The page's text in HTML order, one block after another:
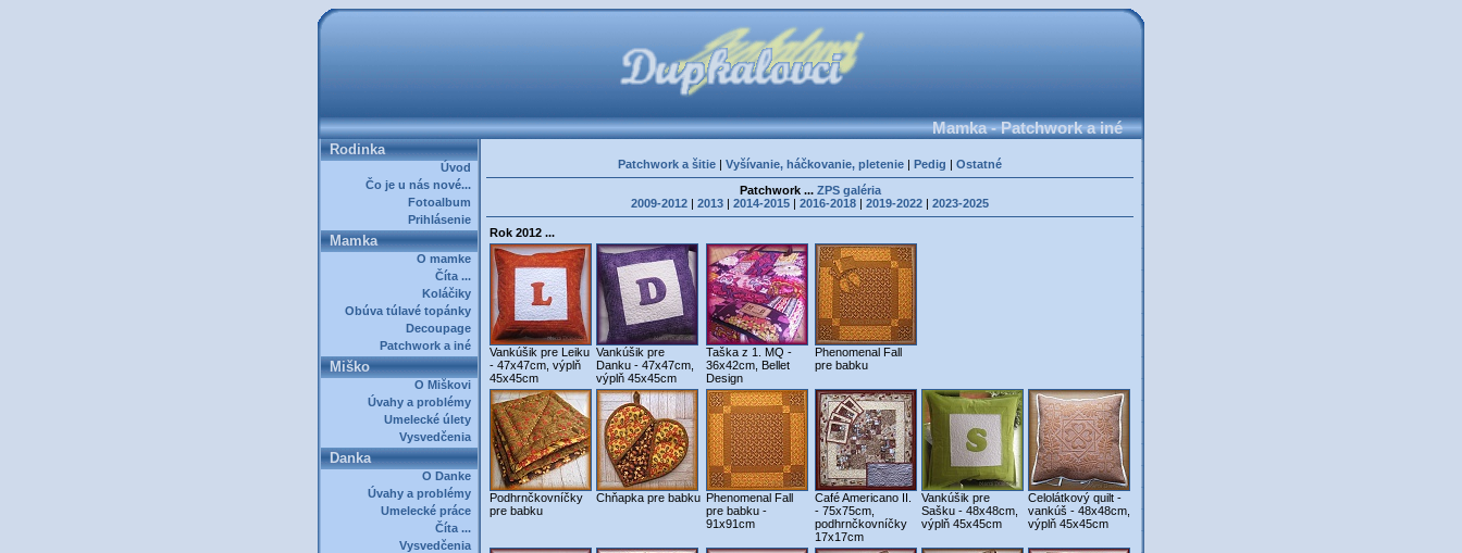
Mamka - Patchwork a iné
Rodinka
Úvod
Čo je u nás nové...
Fotoalbum
Prihlásenie
Mamka
O mamke
Číta ...
Koláčiky
Obúva túlavé topánky
Decoupage
Patchwork a iné
Miško
O Miškovi
Úvahy a problémy
Umelecké úlety
Vysvedčenia
Danka
O Danke
Úvahy a problémy
Umelecké práce
Číta ...
Vysvedčenia
Patchwork a šitie | Vyšívanie, háčkovanie, pletenie | Pedig | Ostatné
Patchwork ... ZPS galéria
2009-2012 | 2013 | 2014-2015 | 2016-2018 | 2019-2022 | 2023-2025
Rok 2012 ...
Vankúšik pre Leiku
- 47x47cm, výplň
45x45cm
Vankúšik pre
Danku - 47x47cm,
výplň 45x45cm
Taška z 1. MQ -
36x42cm, Bellet
Design
Phenomenal Fall
pre babku
Podhrnčkovníčky
pre babku
Chňapka pre babku Phenomenal Fall
pre babku -
91x91cm
Café Americano II.
- 75x75cm,
podhrnčkovníčky
17x17cm
Vankúšik pre
Sašku - 48x48cm,
výplň 45x45cm
Celolátkový quilt -
vankúš - 48x48cm,
výplň 45x45cm